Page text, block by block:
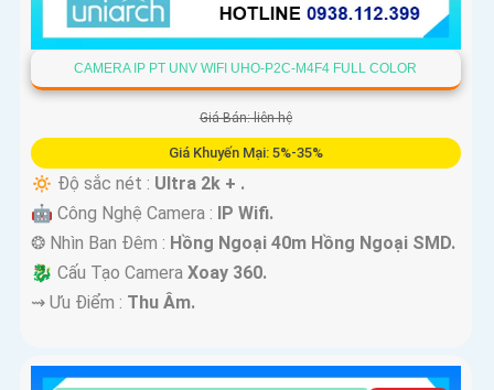
CAMERA IP PT UNV WIFI UHO-P2C-M4F4 FULL COLOR
Giá Bán: liên hệ
Giá Khuyến Mại: 5%-35%
🔅 Độ sắc nét : Ultra 2k + .
🤖️ Công Nghệ Camera : IP Wifi.
❂ Nhìn Ban Đêm : Hồng Ngoại 40m Hồng Ngoại SMD.
🐉️ Cấu Tạo Camera Xoay 360.
️⇝ Ưu Điểm : Thu Âm.